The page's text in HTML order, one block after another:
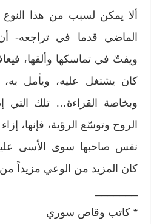
ألا يمكن لسبب من هذا النوع
الماضي قدما في تراجعه-
ويفتّ في تماسكها وألقها،
كان يشتغل عليه، ويأمل به،
وبخاصة القراءة… تلك
الروح وتوسّع الرؤية، فإنها،
نفس صاحبها سوى الأسى
كان المزيد من الوعي مزيداً
* كاتب وقاص سوري